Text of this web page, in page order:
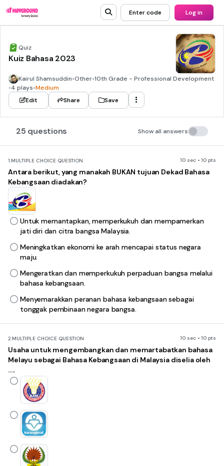
Enter code Log in
Quiz
Kuiz Bahasa 2023
Kairul Shamsuddin•Other•10th Grade - Professional Development
•4 plays•Medium
Edit
Share Save
25 questions Show all answers
1.MULTIPLE CHOICE QUESTION 10 sec • 10 pts
Antara berikut, yang manakah BUKAN tujuan Dekad Bahasa
Kebangsaan diadakan?
Untuk memantapkan, memperkukuh dan mempamerkan
jati diri dan citra bangsa Malaysia.
Meningkatkan ekonomi ke arah mencapai status negara
maju.
Mengeratkan dan memperkukuh perpaduan bangsa melalui
bahasa kebangsaan.
Menyemarakkan peranan bahasa kebangsaan sebagai
tonggak pembinaan negara bangsa.
2.MULTIPLE CHOICE QUESTION 10 sec • 10 pts
Usaha untuk mengembangkan dan memartabatkan bahasa
Melayu sebagai Bahasa Kebangsaan di Malaysia diselia oleh
.....